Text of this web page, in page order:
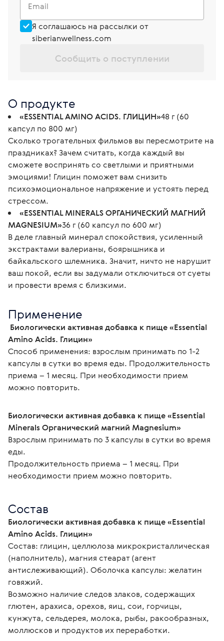
Email
Я соглашаюсь на рассылки от
siberianwellness.com
Сообщить о поступлении
О продукте
«ESSENTIAL AMINO ACIDS. ГЛИЦИН»48 г (60
капсул по 800 мг)
Сколько трогательных фильмов вы пересмотрите на
праздниках? Зачем считать, когда каждый вы
сможете воспринять со светлыми и приятными
эмоциями! Глицин поможет вам снизить
психоэмоциональное напряжение и устоять перед
стрессом.
«ESSENTIAL MINERALS ОРГАНИЧЕСКИЙ МАГНИЙ
MAGNESIUM»36 г (60 капсул по 600 мг)
В деле главный минерал спокойствия, усиленный
экстрактами валерианы, боярышника и
байкальского шлемника. Значит, ничто не нарушит
ваш покой, если вы задумали отключиться от суеты
и провести время с близкими.
Применение
Amino Acids. Глицин»
Способ применения: взрослым принимать по 1-2
капсулы в сутки во время еды. Продолжительность
приема – 1 месяц. При необходимости прием
можно повторить.
Биологически активная добавка к пище «Essential
Minerals Органический магний Magnesium»
Взрослым принимать по 3 капсулы в сутки во время
еды.
Продолжительность приема – 1 месяц. При
необходимости прием можно повторить.
Состав
Биологически активная добавка к пище «Essential
Amino Acids. Глицин»
Состав: глицин, целлюлоза микрокристаллическая
(наполнитель), магния стеарат (агент
антислеживающий). Оболочка капсулы: желатин
говяжий.
Возможно наличие следов злаков, содержащих
глютен, арахиса, орехов, яиц, сои, горчицы,
кунжута, сельдерея, молока, рыбы, ракообразных,